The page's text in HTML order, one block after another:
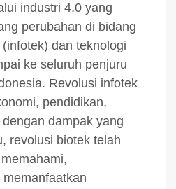
industri 4.0 yang
perubahan di bidang
dan teknologi
ke seluruh penjuru
Revolusi infotek
pendidikan,
dampak yang
revolusi biotek telah